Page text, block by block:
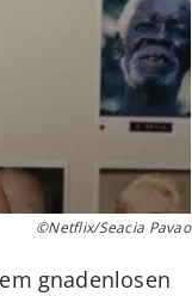
©Netflix/Seacia Pavao
gnadenlosen